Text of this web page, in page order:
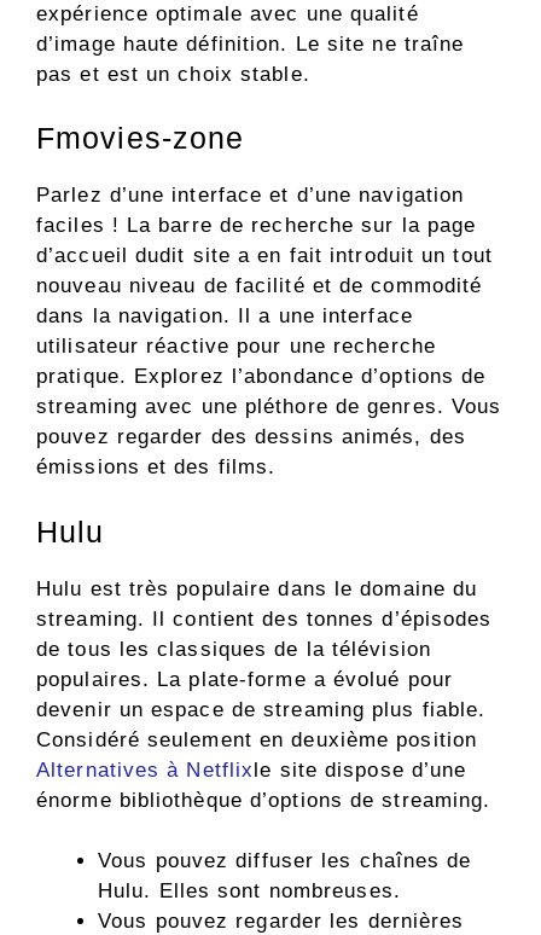
expérience optimale avec une qualité
d’image haute définition. Le site ne traîne
pas et est un choix stable.
Fmovies-zone
Parlez d’une interface et d’une navigation
faciles ! La barre de recherche sur la page
d’accueil dudit site a en fait introduit un tout
nouveau niveau de facilité et de commodité
dans la navigation. Il a une interface
utilisateur réactive pour une recherche
pratique. Explorez l’abondance d’options de
streaming avec une pléthore de genres. Vous
pouvez regarder des dessins animés, des
émissions et des films.
Hulu
Hulu est très populaire dans le domaine du
streaming. Il contient des tonnes d’épisodes
de tous les classiques de la télévision
populaires. La plate-forme a évolué pour
devenir un espace de streaming plus fiable.
Considéré seulement en deuxième position
Alternatives à Netflixle site dispose d’une
énorme bibliothèque d’options de streaming.
Vous pouvez diffuser les chaînes de
Hulu. Elles sont nombreuses.
Vous pouvez regarder les dernières